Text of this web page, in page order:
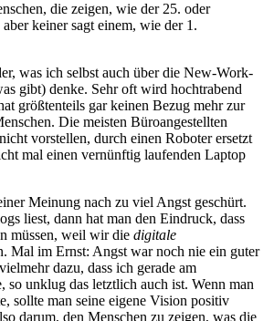
die zeigen, wie der 25. oder
keiner sagt einem, wie der 1.
was ich selbst auch über die New-Work-
gibt) denke. Sehr oft wird hochtrabend
größtenteils gar keinen Bezug mehr zur
Die meisten Büroangestellten
vorstellen, durch einen Roboter ersetzt
mal einen vernünftig laufenden Laptop
Meinung nach zu viel Angst geschürt.
liest, dann hat man den Eindruck, dass
müssen, weil wir die digitale
Mal im Ernst: Angst war noch nie ein guter
dazu, dass ich gerade am
so unklug das letztlich auch ist. Wenn man
sollte man seine eigene Vision positiv
darum, den Menschen zu zeigen, was die